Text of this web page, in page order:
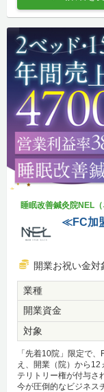
睡眠改善鍼灸院NEL（
≪FC加
開業お祝い金対
業種
開業資金
対象
「先着10院」限定で
え、開業（院）から
テリトリー権が付与さ
今が圧倒的なビジネス